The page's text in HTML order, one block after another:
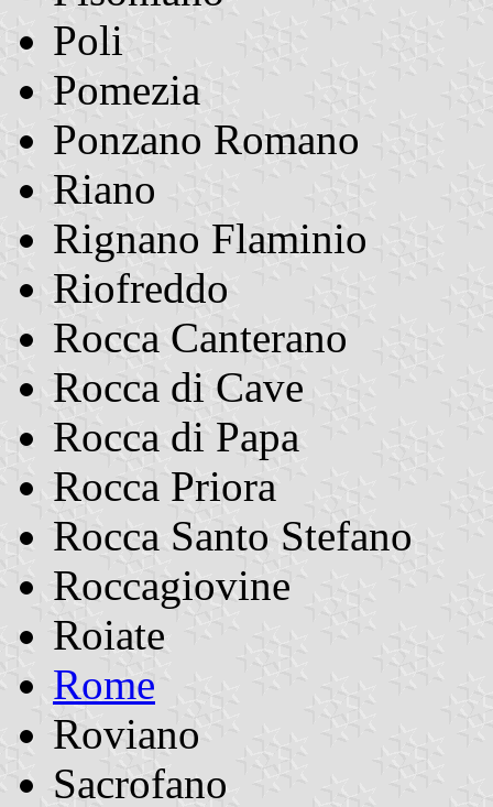
Poli
Pomezia
Ponzano Romano
Riano
Rignano Flaminio
Riofreddo
Rocca Canterano
Rocca di Cave
Rocca di Papa
Rocca Priora
Rocca Santo Stefano
Roccagiovine
Roiate
Rome
Roviano
Sacrofano